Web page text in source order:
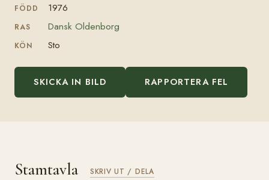
FÖDD 1976
RAS Dansk Oldenborg
KÖN Sto
SKICKA IN BILD RAPPORTERA FEL
Stamtavla SKRIV UT / DELA